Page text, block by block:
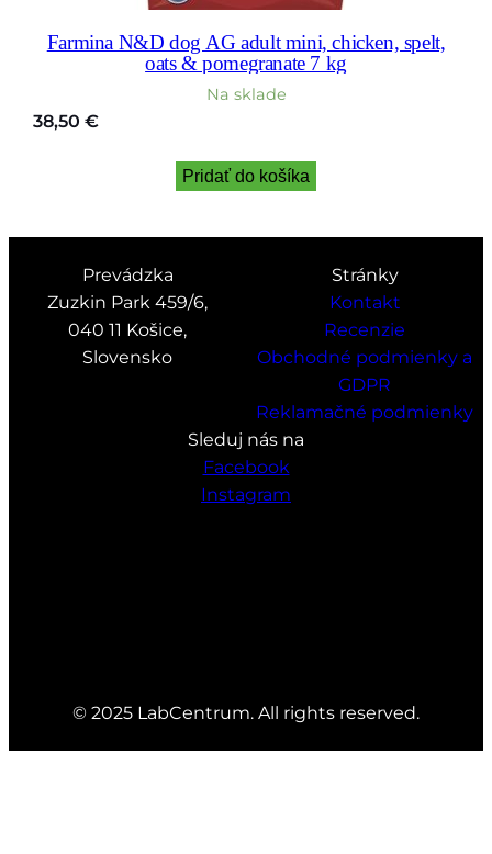
Farmina N&D dog AG adult mini, chicken, spelt,
oats & pomegranate 7 kg
Na sklade
38,50 €
Pridať do košíka
Prevádzka
Zuzkin Park 459/6,
040 11 Košice,
Slovensko
Stránky
Kontakt
Recenzie
Obchodné podmienky a
GDPR
Reklamačné podmienky
Sleduj nás na
Facebook
Instagram
© 2025 LabCentrum. All rights reserved.